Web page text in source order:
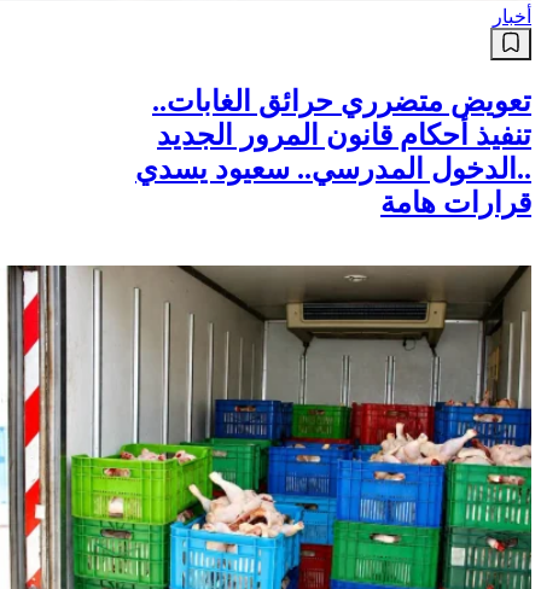
أخبار
تعويض متضرري حرائق الغابات..
تنفيذ أحكام قانون المرور الجديد
..الدخول المدرسي.. سعيود يسدي
قرارات هامة